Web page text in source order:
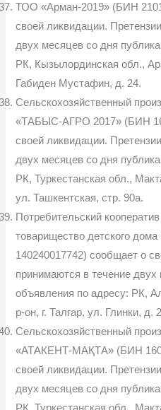
ТОО «Арман-2019» (БИН
своей ликвидации.
двух месяцев со дня
РК, Кызылординская обл.,
Габиден Мустафин, д. 24.
Сельскохозяйственный
«ТАБЫС-АГРО 2017» (БИН
своей ликвидации.
двух месяцев со дня
РК, Туркестанская обл.,
ул. Ташкентская, стр. 90а.
Потребительский
товарищество детского
140240017742) сообщает о
принимаются в течение
объявления по адресу: РК,
р-он, г. Талгар, ул. Глинки, д.
Сельскохозяйственный
«АТАКЕНТ-МАҚТА» (БИН
своей ликвидации.
двух месяцев со дня